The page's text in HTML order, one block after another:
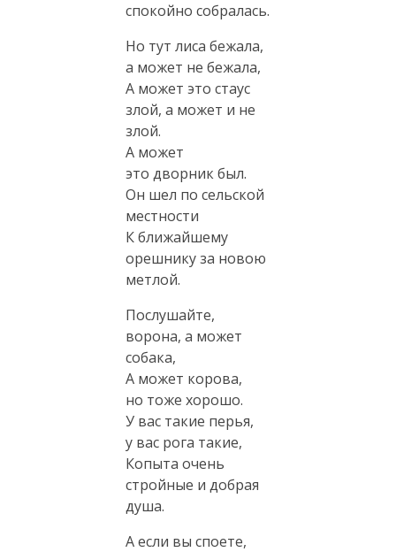
спокойно собралась.
Но тут лиса бежала,
а может не бежала,
А может это стаус
злой, а может и не
злой.
А может
это дворник был.
Он шел по сельской
местности
К ближайшему
орешнику за новою
метлой.
Послушайте,
ворона, а может
собака,
А может корова,
но тоже хорошо.
У вас такие перья,
у вас рога такие,
Копыта очень
стройные и добрая
душа.
А если вы споете,